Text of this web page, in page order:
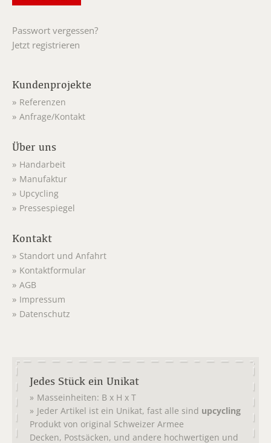
Passwort vergessen?
Jetzt registrieren
Kundenprojekte
Referenzen
Anfrage/Kontakt
Über uns
Handarbeit
Manufaktur
Upcycling
Pressespiegel
Kontakt
Standort und Anfahrt
Kontaktformular
AGB
Impressum
Datenschutz
Jedes Stück ein Unikat
Masseinheiten: B x H x T
Jeder Artikel ist ein Unikat, fast alle sind upcycling
Produkt von original Schweizer Armee
Decken, Postsäcken, und andere hochwertigen und